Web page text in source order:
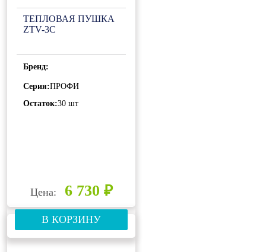
ТЕПЛОВАЯ ПУШКА
ZTV-3C
Бренд:
Серия:ПРОФИ
Остаток:30 шт
Цена: 6 730 ₽
В КОРЗИНУ